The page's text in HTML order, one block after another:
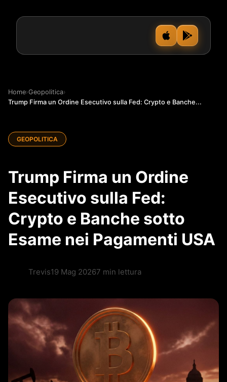
Home›Geopolitica›
Trump Firma un Ordine Esecutivo sulla Fed: Crypto e Banche...
GEOPOLITICA
Trump Firma un Ordine
Esecutivo sulla Fed:
Crypto e Banche sotto
Esame nei Pagamenti USA
Trevis19 Mag 20267 min lettura